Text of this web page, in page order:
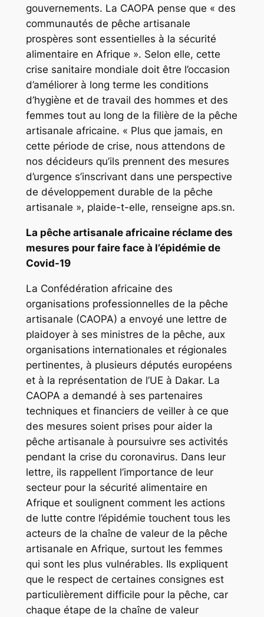
gouvernements. La CAOPA pense que « des
communautés de pêche artisanale
prospères sont essentielles à la sécurité
alimentaire en Afrique ». Selon elle, cette
crise sanitaire mondiale doit être l’occasion
d’améliorer à long terme les conditions
d’hygiène et de travail des hommes et des
femmes tout au long de la filière de la pêche
artisanale africaine. « Plus que jamais, en
cette période de crise, nous attendons de
nos décideurs qu’ils prennent des mesures
d’urgence s’inscrivant dans une perspective
de développement durable de la pêche
artisanale », plaide-t-elle, renseigne aps.sn.
La pêche artisanale africaine réclame des
mesures pour faire face à l’épidémie de
Covid-19
La Confédération africaine des
organisations professionnelles de la pêche
artisanale (CAOPA) a envoyé une lettre de
plaidoyer à ses ministres de la pêche, aux
organisations internationales et régionales
pertinentes, à plusieurs députés européens
et à la représentation de l’UE à Dakar. La
CAOPA a demandé à ses partenaires
techniques et financiers de veiller à ce que
des mesures soient prises pour aider la
pêche artisanale à poursuivre ses activités
pendant la crise du coronavirus. Dans leur
lettre, ils rappellent l’importance de leur
secteur pour la sécurité alimentaire en
Afrique et soulignent comment les actions
de lutte contre l’épidémie touchent tous les
acteurs de la chaîne de valeur de la pêche
artisanale en Afrique, surtout les femmes
qui sont les plus vulnérables. Ils expliquent
que le respect de certaines consignes est
particulièrement difficile pour la pêche, car
chaque étape de la chaîne de valeur